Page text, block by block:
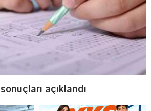
açıklandı